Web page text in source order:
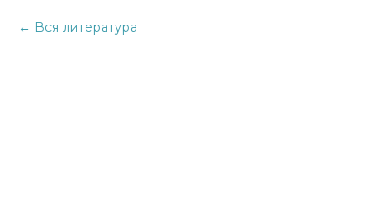
Вся литература